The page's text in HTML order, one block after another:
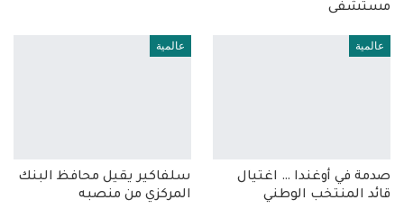
مستشفى
عالمية
صدمة في أوغندا … اغتيال
قائد المنتخب الوطني
عالمية
سلفاكير يقيل محافظ البنك
المركزي من منصبه